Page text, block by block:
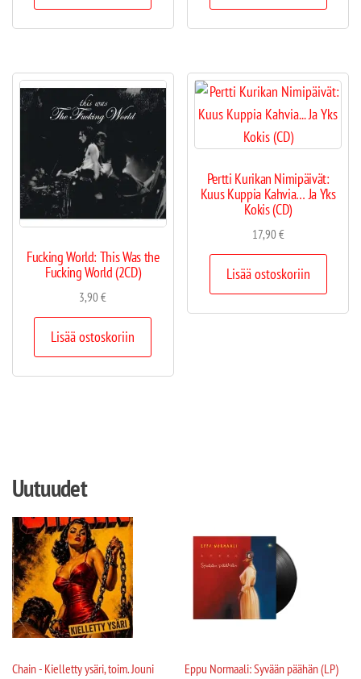
Fucking World: This Was the
Fucking World (2CD)
3,90€
Lisää ostoskoriin
Pertti Kurikan Nimipäivät:
Kuus Kuppia Kahvia… Ja Yks
Kokis (CD)
17,90€
Lisää ostoskoriin
Uutuudet
Chain - Kielletty ysäri, toim. Jouni Eppu Normaali: Syvään päähän (LP)